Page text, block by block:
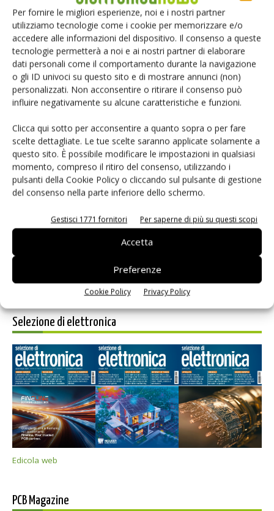
Per fornire le migliori esperienze, noi e i nostri partner
utilizziamo tecnologie come i cookie per memorizzare e/o
accedere alle informazioni del dispositivo. Il consenso a queste
tecnologie permetterà a noi e ai nostri partner di elaborare
dati personali come il comportamento durante la navigazione
o gli ID univoci su questo sito e di mostrare annunci (non)
personalizzati. Non acconsentire o ritirare il consenso può
influire negativamente su alcune caratteristiche e funzioni.
Clicca qui sotto per acconsentire a quanto sopra o per fare
scelte dettagliate. Le tue scelte saranno applicate solamente a
questo sito. È possibile modificare le impostazioni in qualsiasi
momento, compreso il ritiro del consenso, utilizzando i
pulsanti della Cookie Policy o cliccando sul pulsante di gestione
del consenso nella parte inferiore dello schermo.
Gestisci 1771 fornitori Per saperne di più su questi scopi
Accetta
Preferenze
Cookie Policy Privacy Policy
Salva il mio nome, email e sito web in questo browser per i
Selezione di elettronica
Edicola web
PCB Magazine